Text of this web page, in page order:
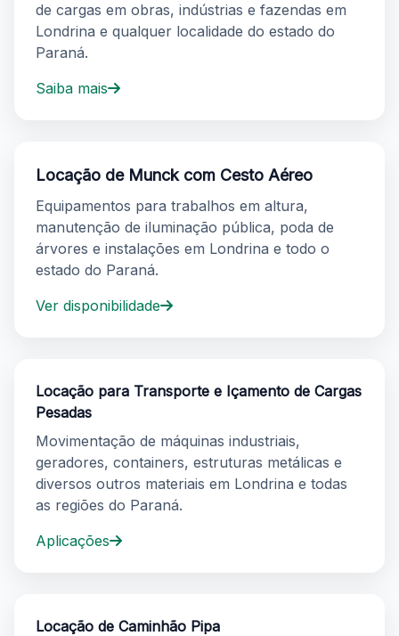
de cargas em obras, indústrias e fazendas em
Londrina e qualquer localidade do estado do
Paraná.
Saiba mais
Locação de Munck com Cesto Aéreo
Equipamentos para trabalhos em altura,
manutenção de iluminação pública, poda de
árvores e instalações em Londrina e todo o
estado do Paraná.
Ver disponibilidade
Locação para Transporte e Içamento de Cargas
Pesadas
Movimentação de máquinas industriais,
geradores, containers, estruturas metálicas e
diversos outros materiais em Londrina e todas
as regiões do Paraná.
Aplicações
Locação de Caminhão Pipa